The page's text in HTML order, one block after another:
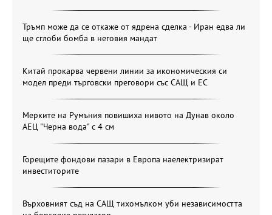
Тръмп може да се откаже от ядрена сделка - Иран едва ли
ще сглоби бомба в неговия мандат
Китай прокарва червени линии за икономическия си
модел преди търговски преговори със САЩ и ЕС
Мерките на Румъния повишиха нивото на Дунав около
АЕЦ "Черна вода" с 4 см
Горещите фондови пазари в Европа наелектризират
инвеститорите
Върховният съд на САЩ тихомълком уби независимостта